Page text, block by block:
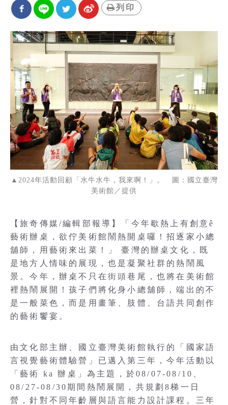
列印
▲2024年活動回顧「水牛水牛，我來啊！」。 圖：國立臺灣
美術館／提供
【旅奇傳媒/編輯部報導】「今年歇熱上有創意ê
藝術辦桌，欲佇美術館鬧熱開桌囉！招逐家小總
舖師，用藝術來出菜！」 臺灣的辦桌文化，既
是地方人情味的展現，也是凝聚社群的熱鬧風
景。今年，辦桌不只在街頭巷尾，也將在美術館
裡熱鬧展開！孩子們將化身小總舖師，端出的不
是一般菜色，而是用畫筆、肢體、台語共同創作
的藝術饗宴。
由文化部主辦、國立臺灣美術館執行的「國家語
言視覺藝術體驗營」已邁入第三年，今年活動以
「藝術 ka 辦桌」為主題，於08/07-08/10、
08/27-08/30期間熱鬧展開，共規劃8梯一日
營，針對不同年齡層與語言能力設計課程。三年